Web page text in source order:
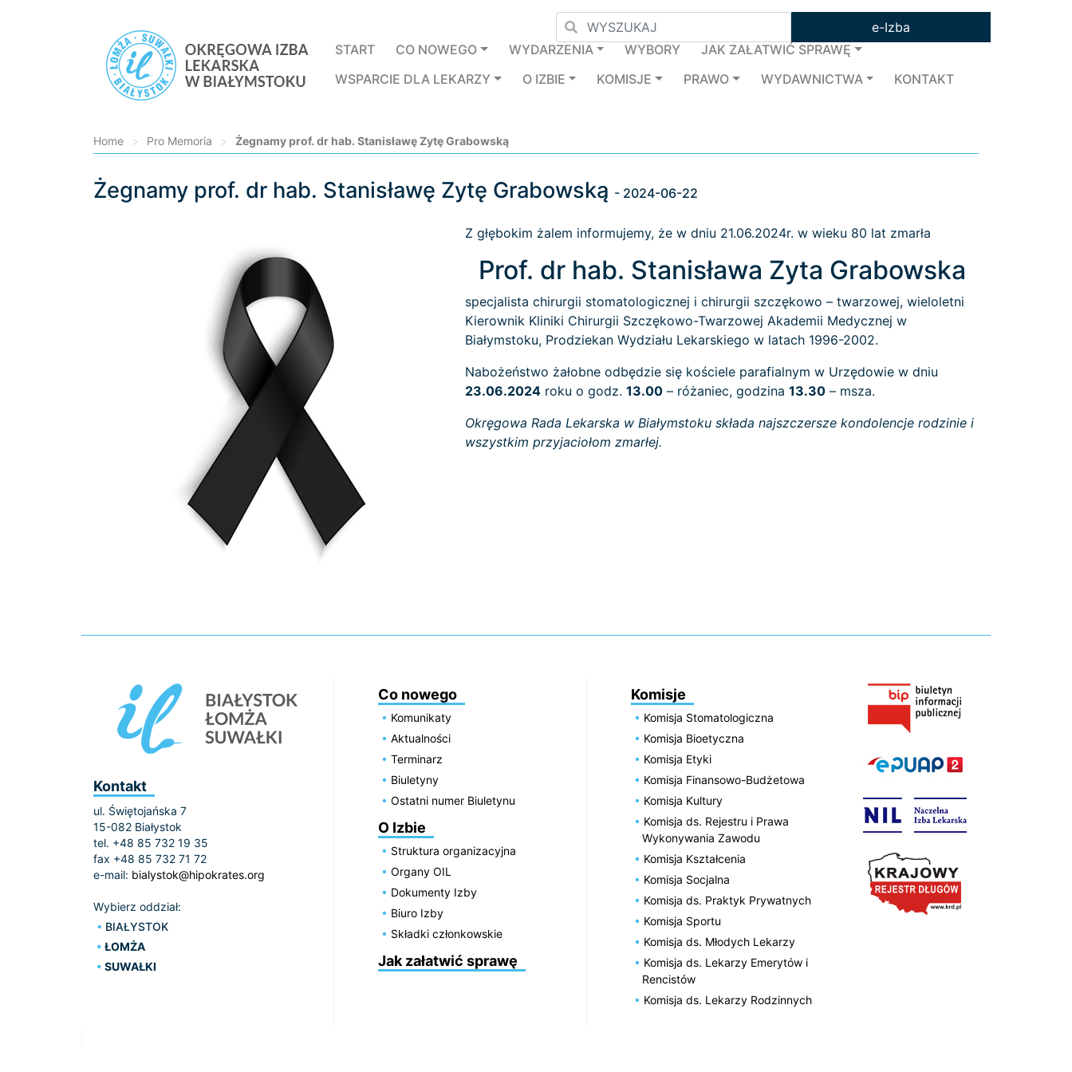
e-Izba
START
CO NOWEGO WYDARZENIA WYBORY
JAK ZAŁATWIĆ SPRAWĘ
WSPARCIE DLA LEKARZY
O IZBIE KOMISJE PRAWO WYDAWNICTWA KONTAKT
Home > Pro Memoria > Żegnamy prof. dr hab. Stanisławę Zytę Grabowską
Żegnamy prof. dr hab. Stanisławę Zytę Grabowską - 2024-06-22
Z głębokim żalem informujemy, że w dniu 21.06.2024r. w wieku 80 lat zmarła
Prof. dr hab. Stanisława Zyta Grabowska
specjalista chirurgii stomatologicznej i chirurgii szczękowo – twarzowej, wieloletni
Kierownik Kliniki Chirurgii Szczękowo-Twarzowej Akademii Medycznej w
Białymstoku, Prodziekan Wydziału Lekarskiego w latach 1996-2002.
Nabożeństwo żałobne odbędzie się kościele parafialnym w Urzędowie w dniu
23.06.2024 roku o godz. 13.00 – różaniec, godzina 13.30 – msza.
Okręgowa Rada Lekarska w Białymstoku składa najszczersze kondolencje rodzinie i
wszystkim przyjaciołom zmarłej.
Kontakt
ul. Świętojańska 7
15-082 Białystok
tel. +48 85 732 19 35
fax +48 85 732 71 72
e-mail: bialystok@hipokrates.org
Wybierz oddział:
BIAŁYSTOK
ŁOMŻA
SUWAŁKI
Co nowego
Komunikaty
Aktualności
Terminarz
Biuletyny
Ostatni numer Biuletynu
O Izbie
Struktura organizacyjna
Organy OIL
Dokumenty Izby
Biuro Izby
Składki członkowskie
Jak załatwić sprawę
Komisje
Komisja Stomatologiczna
Komisja Bioetyczna
Komisja Etyki
Komisja Finansowo-Budżetowa
Komisja Kultury
Komisja ds. Rejestru i Prawa
Wykonywania Zawodu
Komisja Kształcenia
Komisja Socjalna
Komisja ds. Praktyk Prywatnych
Komisja Sportu
Komisja ds. Młodych Lekarzy
Komisja ds. Lekarzy Emerytów i
Rencistów
Komisja ds. Lekarzy Rodzinnych